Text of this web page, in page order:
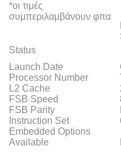
*οι τιμές
συμπεριλαμβάνουν φπα
Status
Launch Date
Processor Number
L2 Cache
FSB Speed
FSB Parity
Instruction Set
Embedded Options
Available